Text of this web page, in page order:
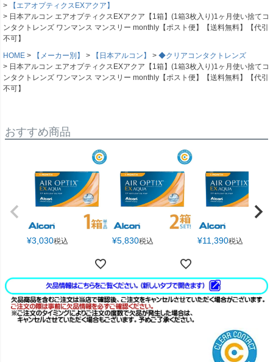
【エアオプティクスEXアクア】
日本アルコン エアオプティクスEXアクア【1箱】(1箱3枚入り)1ヶ月使い捨てコ
ンタクトレンズ ワンマンス マンスリー monthly【ポスト便】【送料無料】【代引
不可】
HOME
【メーカー別】 【日本アルコン】
◆クリアコンタクトレンズ
日本アルコン エアオプティクスEXアクア【1箱】(1箱3枚入り)1ヶ月使い捨てコ
ンタクトレンズ ワンマンス マンスリー monthly【ポスト便】【送料無料】【代引
不可】
おすすめ商品
¥3,030税込 ¥5,830税込 ¥11,390税込